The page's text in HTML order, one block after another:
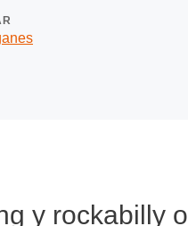
y rockabilly